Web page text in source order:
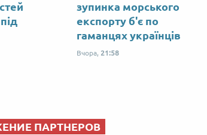
зупинка морського
експорту б'є по
гаманцях українців
Вчора, 21:58
ПАРТНЕРОВ